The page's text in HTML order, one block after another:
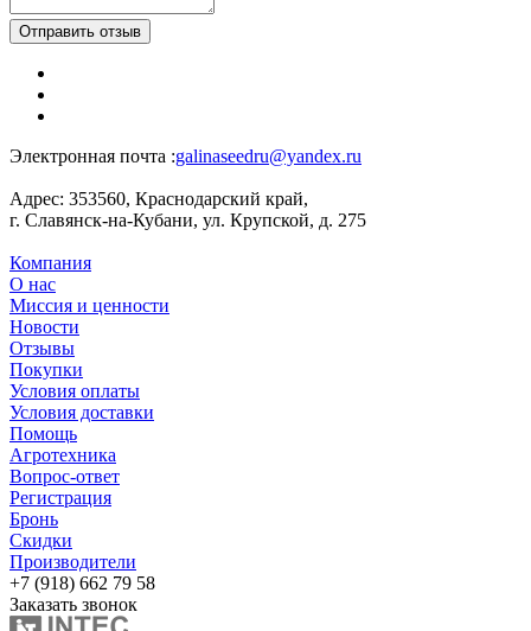
Отправить отзыв
Электронная почта :galinaseedru@yandex.ru
Адрес: 353560, Краснодарский край,
г. Славянск-на-Кубани, ул. Крупской, д. 275
Компания
О нас
Миссия и ценности
Новости
Отзывы
Покупки
Условия оплаты
Условия доставки
Помощь
Агротехника
Вопрос-ответ
Регистрация
Бронь
Скидки
Производители
+7 (918) 662 79 58
Заказать звонок